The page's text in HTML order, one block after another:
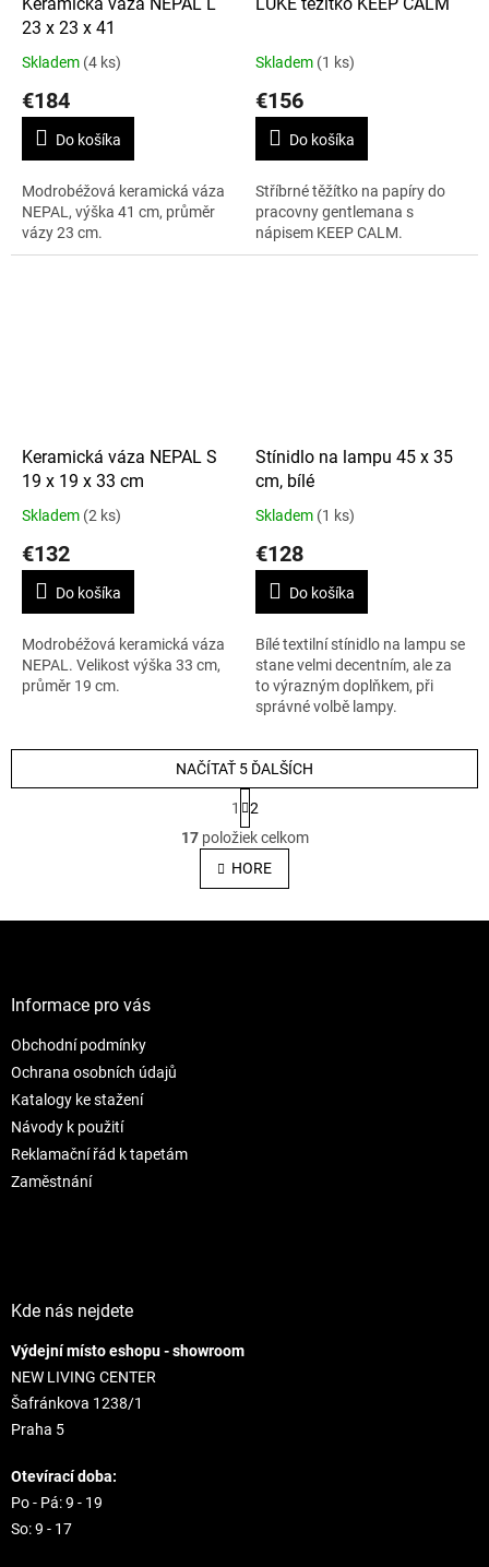
23 x 23 x 41
Skladem (4 ks)
€184
Do košíka
Modrobéžová keramická váza
NEPAL, výška 41 cm, průměr
vázy 23 cm.
Skladem (1 ks)
€156
Do košíka
Stříbrné těžítko na papíry do
pracovny gentlemana s
nápisem KEEP CALM.
Keramická váza NEPAL S
19 x 19 x 33 cm
Skladem (2 ks)
€132
Do košíka
Modrobéžová keramická váza
NEPAL. Velikost výška 33 cm,
průměr 19 cm.
Stínidlo na lampu 45 x 35
cm, bílé
Skladem (1 ks)
€128
Do košíka
Bílé textilní stínidlo na lampu se
stane velmi decentním, ale za
to výrazným doplňkem, při
správné volbě lampy.
O
v
l
á
NAČÍTAŤ 5 ĎALŠÍCH
t
r
á
n
k
v
1
2
17položiek celkom
HORE
Informace pro vás
Obchodní podmínky
Ochrana osobních údajů
Katalogy ke stažení
Návody k použití
Reklamační řád k tapetám
Zaměstnání
Kde nás nejdete
Výdejní místo eshopu - showroom
NEW LIVING CENTER
Šafránkova 1238/1
Praha 5
Otevírací doba:
Po - Pá: 9 - 19
So: 9 - 17